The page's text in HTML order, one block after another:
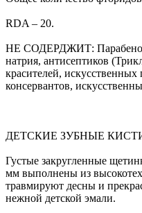
RDA – 20.
НЕ СОДЕРДЖИТ:
натрия, антисептиков
красителей, искусственных
консервантов,
ДЕТСКИЕ ЗУБНЫЕ
Густые закругленные
мм выполнены из
травмируют десны и
нежной детской эмали.